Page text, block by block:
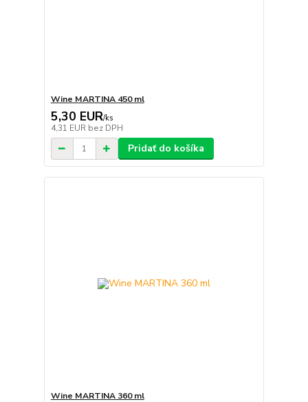
Wine MARTINA 450 ml
5,30 EUR/ks
4,31 EUR bez DPH
Pridať do košíka
Wine MARTINA 360 ml